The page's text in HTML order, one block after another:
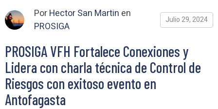
PorHector San Martin en
PROSIGA
Julio 29, 2024
PROSIGA VFH Fortalece Conexiones y
Lidera con charla técnica de Control de
Riesgos con exitoso evento en
Antofagasta